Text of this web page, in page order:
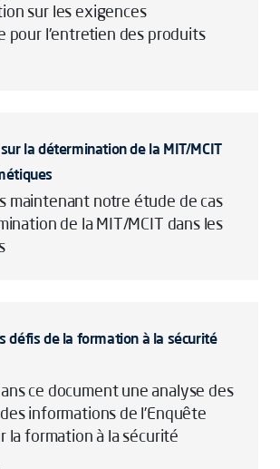
sur les exigences
pour l'entretien des produits
la détermination de la MIT/MCIT
maintenant notre étude de cas
de la MIT/MCIT dans les
défis de la formation à la sécurité
ce document une analyse des
informations de l’Enquête
la formation à la sécurité